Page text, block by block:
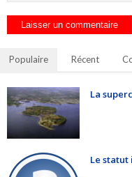
Populaire Récent
La
Le